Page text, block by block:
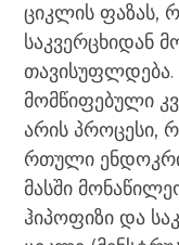
ციკლის ფაზას,
საკვერცხიდან
თავისუფლდება.
მომწიფებული
არის
რთული
მასში
ჰიპოფიზი და